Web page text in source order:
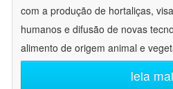
com a produção de hortaliças,
humanos e difusão de novas
alimento de origem animal e
leia